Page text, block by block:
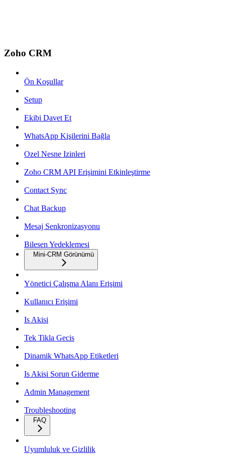
Zoho CRM
Ön Koşullar
Setup
Ekibi Davet Et
WhatsApp Kişilerini Bağla
Ozel Nesne Izinleri
Zoho CRM API Erişimini Etkinleştirme
Contact Sync
Chat Backup
Mesaj Senkronizasyonu
Bilesen Yedeklemesi
Mini-CRM Görünümü
Yönetici Çalışma Alanı Erişimi
Kullanıcı Erişimi
Is Akisi
Tek Tikla Gecis
Dinamik WhatsApp Etiketleri
Is Akisi Sorun Giderme
Admin Management
Troubleshooting
FAQ
Uyumluluk ve Gizlilik